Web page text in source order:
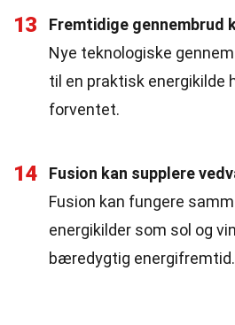
13
Fremtidige gennembrud
Nye teknologiske
til en praktisk energikilde
forventet.
14
Fusion kan supplere
Fusion kan fungere
energikilder som sol og
bæredygtig energifremtid.